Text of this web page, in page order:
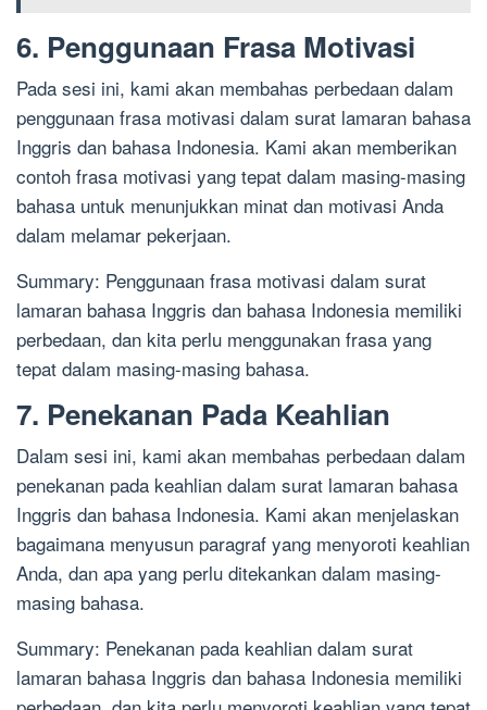
6. Penggunaan Frasa Motivasi
Pada sesi ini, kami akan membahas perbedaan dalam
penggunaan frasa motivasi dalam surat lamaran bahasa
Inggris dan bahasa Indonesia. Kami akan memberikan
contoh frasa motivasi yang tepat dalam masing-masing
bahasa untuk menunjukkan minat dan motivasi Anda
dalam melamar pekerjaan.
Summary: Penggunaan frasa motivasi dalam surat
lamaran bahasa Inggris dan bahasa Indonesia memiliki
perbedaan, dan kita perlu menggunakan frasa yang
tepat dalam masing-masing bahasa.
7. Penekanan Pada Keahlian
Dalam sesi ini, kami akan membahas perbedaan dalam
penekanan pada keahlian dalam surat lamaran bahasa
Inggris dan bahasa Indonesia. Kami akan menjelaskan
bagaimana menyusun paragraf yang menyoroti keahlian
Anda, dan apa yang perlu ditekankan dalam masing-
masing bahasa.
Summary: Penekanan pada keahlian dalam surat
lamaran bahasa Inggris dan bahasa Indonesia memiliki